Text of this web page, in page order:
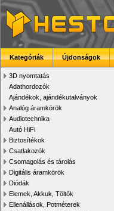
Kategóriák Újdonságok
3D nyomtatás
Adathordozók
Ajándékok, ajándékutalványok
Analóg áramkörök
Audiotechnika
Autó HiFi
Biztosítékok
Csatlakozók
Csomagolás és tárolás
Digitális áramkörök
Diódák
Elemek, Akkuk, Töltők
Ellenállások, Potméterek